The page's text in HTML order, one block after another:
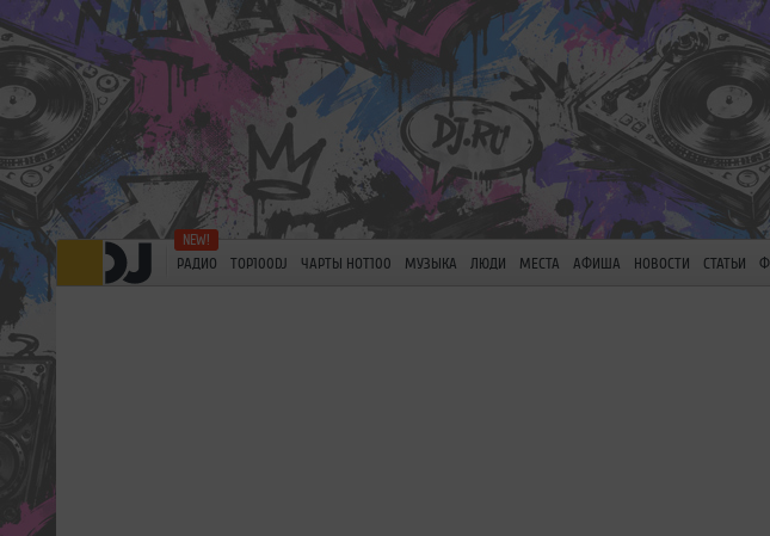
РАДИО TOP100DJ ЧАРТЫ HOT100 МУЗЫКА ЛЮДИ МЕСТА АФИША НОВОСТИ СТАТЬИ